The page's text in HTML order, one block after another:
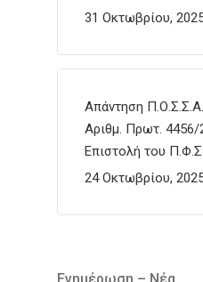
31 Οκτωβρίου,
Απάντηση
Αριθμ. Πρωτ.
Επιστολή του Π.Φ.Σ.
24 Οκτωβρίου,